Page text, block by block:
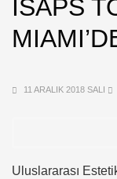
ISAPS
11 ARALIK 2018 SALI
Uluslararası